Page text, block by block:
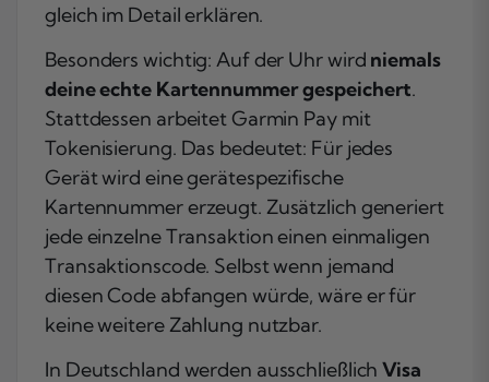
gleich im Detail erklären.
Besonders wichtig: Auf der Uhr wird niemals
deine echte Kartennummer gespeichert.
Stattdessen arbeitet Garmin Pay mit
Tokenisierung. Das bedeutet: Für jedes
Gerät wird eine gerätespezifische
Kartennummer erzeugt. Zusätzlich generiert
jede einzelne Transaktion einen einmaligen
Transaktionscode. Selbst wenn jemand
diesen Code abfangen würde, wäre er für
keine weitere Zahlung nutzbar.
In Deutschland werden ausschließlichVisa